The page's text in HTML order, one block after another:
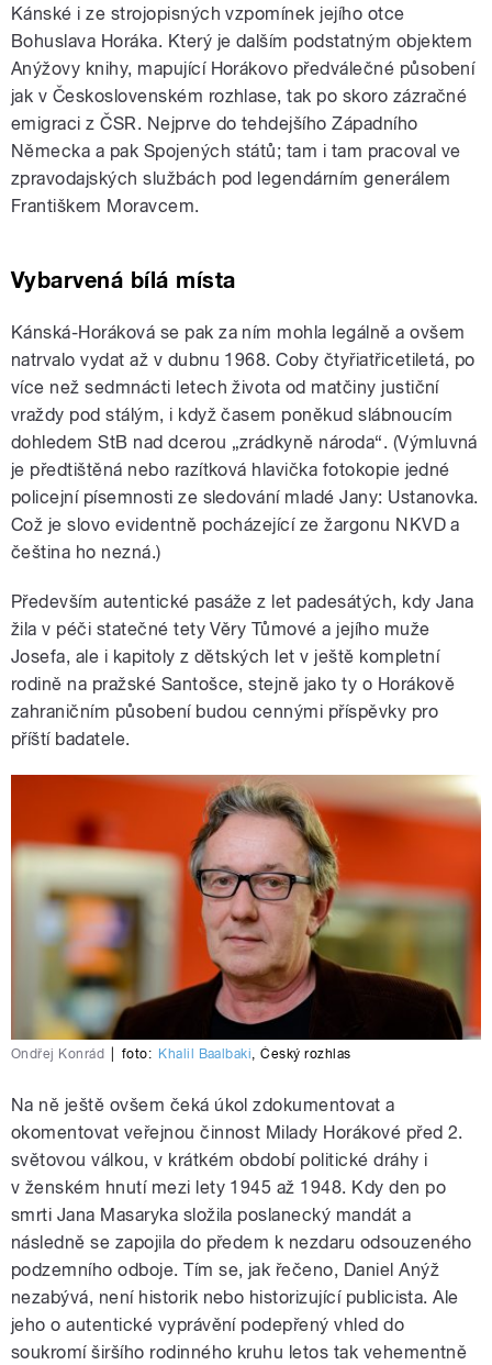
Kánské i ze strojopisných vzpomínek jejího otce
Bohuslava Horáka. Který je dalším podstatným objektem
Anýžovy knihy, mapující Horákovo předválečné působení
jak v Československém rozhlase, tak po skoro zázračné
emigraci z ČSR. Nejprve do tehdejšího Západního
Německa a pak Spojených států; tam i tam pracoval ve
zpravodajských službách pod legendárním generálem
Františkem Moravcem.
Vybarvená bílá místa
Kánská-Horáková se pak za ním mohla legálně a ovšem
natrvalo vydat až v dubnu 1968. Coby čtyřiatřicetiletá, po
více než sedmnácti letech života od matčiny justiční
vraždy pod stálým, i když časem poněkud slábnoucím
dohledem StB nad dcerou „zrádkyně národa“. (Výmluvná
je předtištěná nebo razítková hlavička fotokopie jedné
policejní písemnosti ze sledování mladé Jany: Ustanovka.
Což je slovo evidentně pocházející ze žargonu NKVD a
čeština ho nezná.)
Především autentické pasáže z let padesátých, kdy Jana
žila v péči statečné tety Věry Tůmové a jejího muže
Josefa, ale i kapitoly z dětských let v ještě kompletní
rodině na pražské Santošce, stejně jako ty o Horákově
zahraničním působení budou cennými příspěvky pro
příští badatele.
Ondřej Konrád foto: Khalil Baalbaki,Český rozhlas
Na ně ještě ovšem čeká úkol zdokumentovat a
okomentovat veřejnou činnost Milady Horákové před 2.
světovou válkou, v krátkém období politické dráhy i
v ženském hnutí mezi lety 1945 až 1948. Kdy den po
smrti Jana Masaryka složila poslanecký mandát a
následně se zapojila do předem k nezdaru odsouzeného
podzemního odboje. Tím se, jak řečeno, Daniel Anýž
nezabývá, není historik nebo historizující publicista. Ale
jeho o autentické vyprávění podepřený vhled do
soukromí širšího rodinného kruhu letos tak vehementně